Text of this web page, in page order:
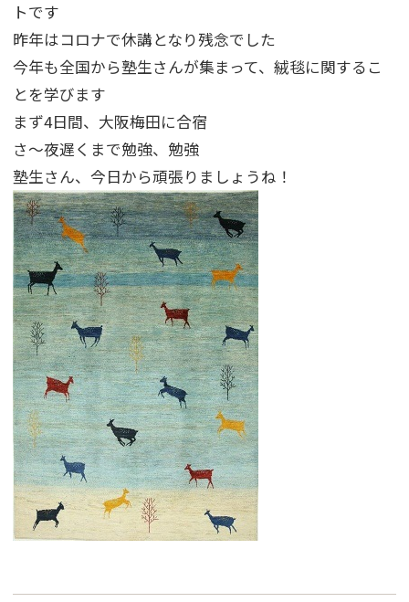
トです
昨年はコロナで休講となり残念でした
今年も全国から塾生さんが集まって、絨毯に関するこ
とを学びます
まず4日間、大阪梅田に合宿
さ～夜遅くまで勉強、勉強
塾生さん、今日から頑張りましょうね！